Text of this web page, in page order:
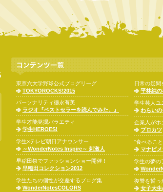
東京六大学野球公式ブログリーグ
TOKYOROCKS!2015
パーソナリティ徳永有美
ラジオ『ベストセラーを読んでみた。』
学生才能発掘バラエティ
学生HEROES!
学生×テレビ朝日アナウンサー
～WonderNotes Inspire～ 刺激人
早稲田祭でファッションショー開催！
早稲田コレクション2012
学生たちの個性が交差するブログ集
WonderNotesCOLORS
日常の疑問
平林純
学生芸人ユ
わらい
企業人がホ
プロカツ
"食べるこ
マナビメ
学生の夢の
復讐を誓っ
女子大